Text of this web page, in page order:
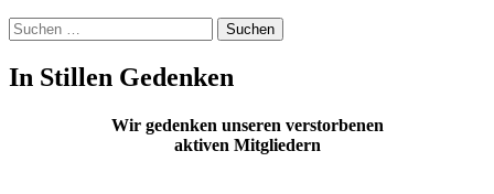
Suchen
nach:
In Stillen Gedenken
Wir gedenken unseren verstorbenen
aktiven Mitgliedern